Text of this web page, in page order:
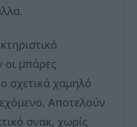
μπάρες
σχετικά χαμηλό
Αποτελούν
σνακ, χωρίς